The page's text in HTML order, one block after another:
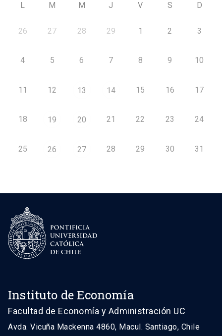
L M M J V S D
26 27 28 29 1 2 3
4 5 6 7 8 9 10
11 12 13 14 15 16 17
18 19 20 21 22 23 24
25 26 27 28 29 30 31
Instituto de Economía
Facultad de Economía y Administración UC
Avda. Vicuña Mackenna 4860, Macul. Santiago, Chile